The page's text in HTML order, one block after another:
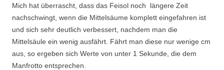
Mich hat überrascht, dass das Feisol noch längere Zeit
nachschwingt, wenn die Mittelsäume komplett eingefahren ist
und sich sehr deutlich verbessert, nachdem man die
Mittelsäule ein wenig ausfährt. Fährt man diese nur wenige cm
aus, so ergeben sich Werte von unter 1 Sekunde, die dem
Manfrotto entsprechen.